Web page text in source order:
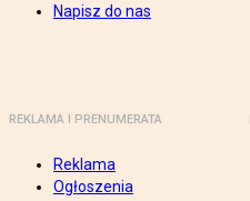
Napisz do nas
REKLAMA I PRENUMERATA
Reklama
Ogłoszenia